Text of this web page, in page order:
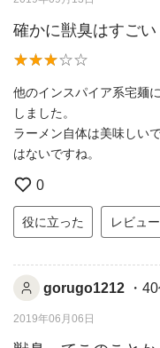
確かに獣臭はすごい
他のインスパイア系宅麺
しました。
ラーメン自体は美味しい
はないですね。
0
役に立った レビュ
gorugo1212 ・
2019年06月06日